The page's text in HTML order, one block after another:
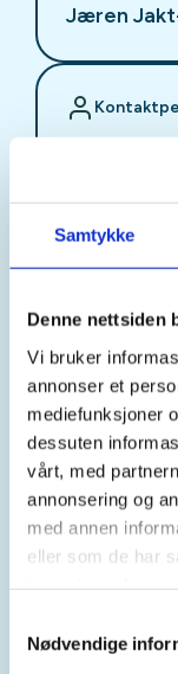
Samtykke
Denne nettsiden
Vi bruker
annonser et
mediefunksjoner
dessuten
vårt, med
annonsering og
med annen
eller som de har
Nødvendige
Jæren
+15 år kan
medlemmer .
Arrangementet
Cupen går over
Konkurransen
Oslandsvatnet.
NB! Alle må
Kartlenke:
https://